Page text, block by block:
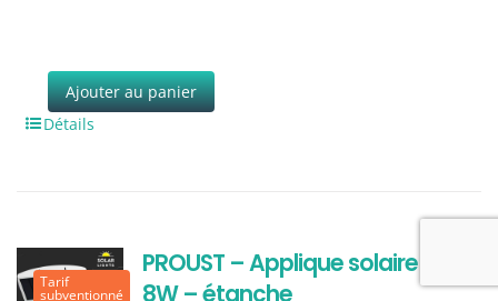
Ajouter au panier
Détails
Tarif
subventionné
PROUST – Applique solaire LED –
8W – étanche